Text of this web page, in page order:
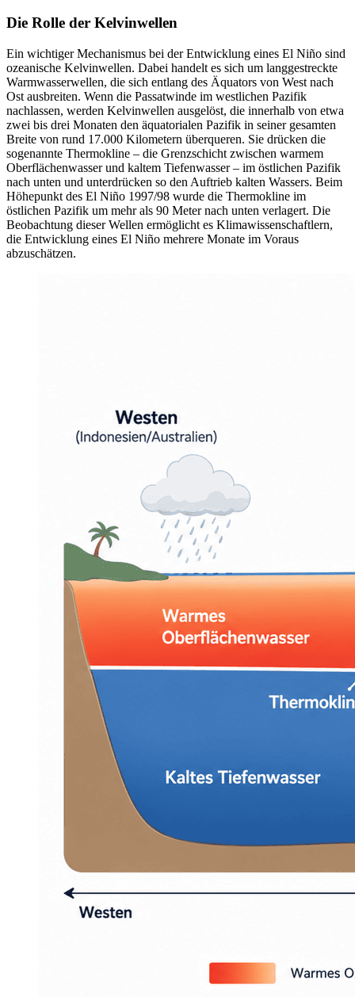
Die Rolle der Kelvinwellen
Ein wichtiger Mechanismus bei der Entwicklung eines El Niño sind
ozeanische Kelvinwellen. Dabei handelt es sich um langgestreckte
Warmwasserwellen, die sich entlang des Äquators von West nach
Ost ausbreiten. Wenn die Passatwinde im westlichen Pazifik
nachlassen, werden Kelvinwellen ausgelöst, die innerhalb von etwa
zwei bis drei Monaten den äquatorialen Pazifik in seiner gesamten
Breite von rund 17.000 Kilometern überqueren. Sie drücken die
sogenannte Thermokline – die Grenzschicht zwischen warmem
Oberflächenwasser und kaltem Tiefenwasser – im östlichen Pazifik
nach unten und unterdrücken so den Auftrieb kalten Wassers. Beim
Höhepunkt des El Niño 1997/98 wurde die Thermokline im
östlichen Pazifik um mehr als 90 Meter nach unten verlagert. Die
Beobachtung dieser Wellen ermöglicht es Klimawissenschaftlern,
die Entwicklung eines El Niño mehrere Monate im Voraus
abzuschätzen.